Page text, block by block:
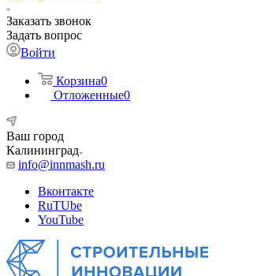
Заказать звонок
Задать вопрос
Войти
Корзина0
Отложенные0
Ваш город
Калининград
info@innmash.ru
Вконтакте
RuTUbe
YouTube